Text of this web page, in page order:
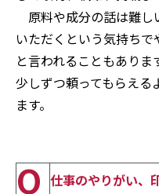
原料や成分の話は難し
いただくという気持ちで
と言われることもあり
少しずつ頼ってもらえる
ます。
Q 仕事のやりがい、